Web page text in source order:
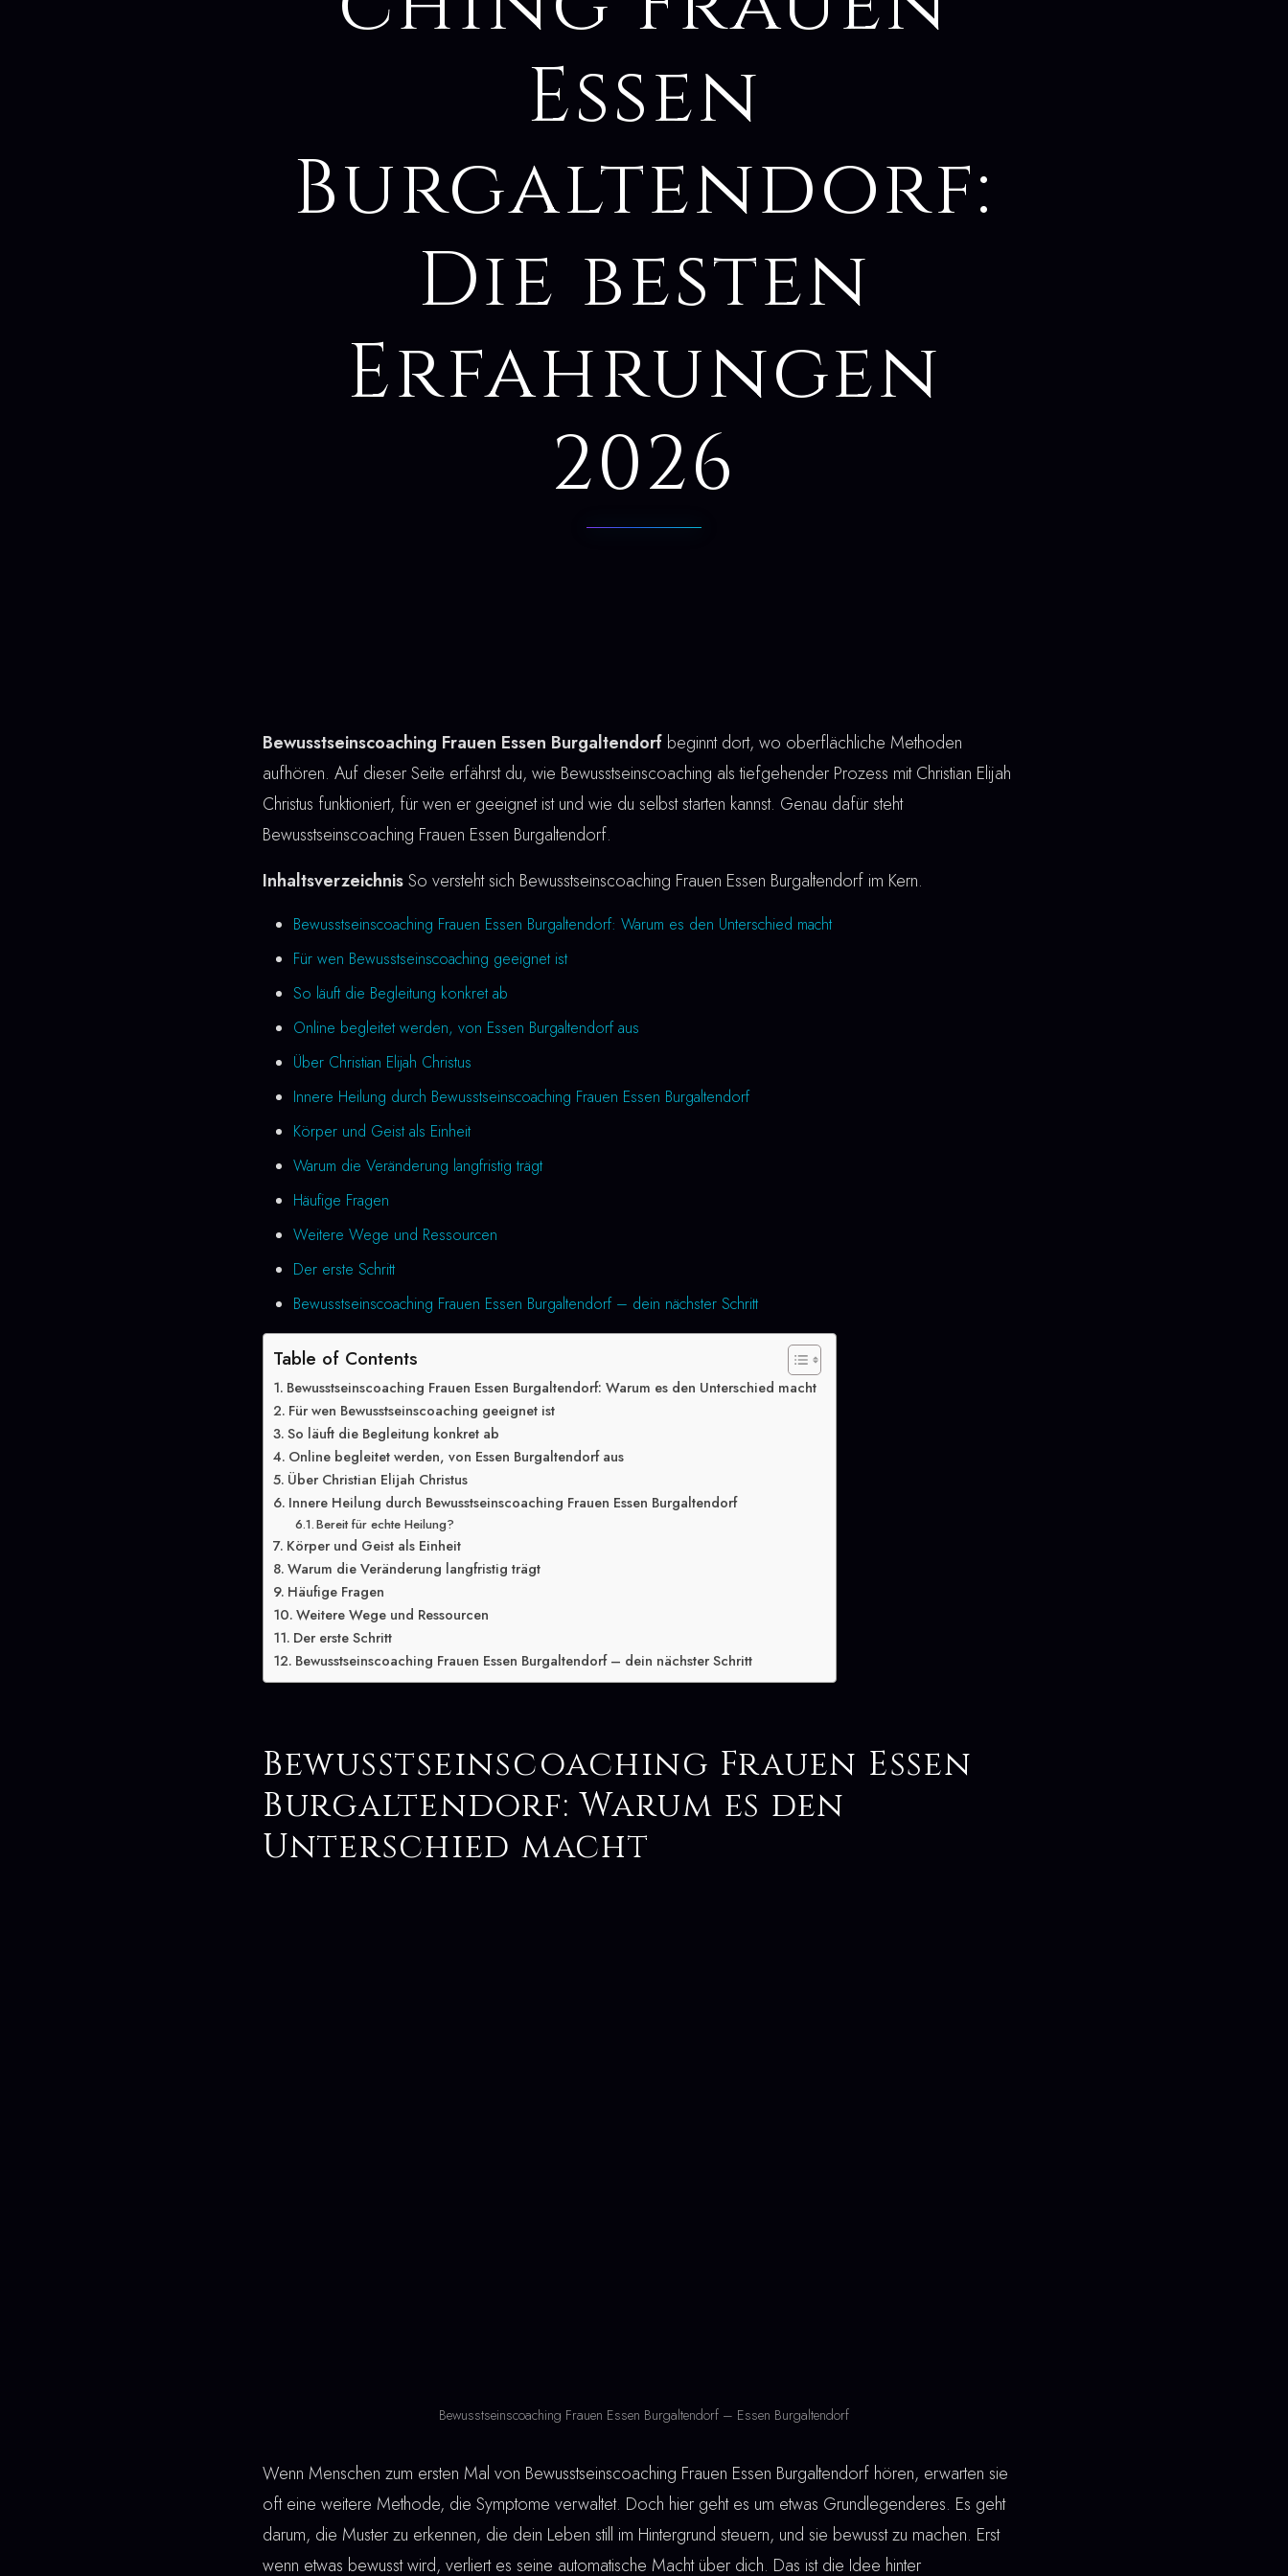
Essen
Burgaltendorf:
Die besten
Erfahrungen
2026
Bewusstseinscoaching Frauen Essen Burgaltendorf beginnt dort, wo oberflächliche Methoden
aufhören. Auf dieser Seite erfährst du, wie Bewusstseinscoaching als tiefgehender Prozess mit Christian Elijah
Christus funktioniert, für wen er geeignet ist und wie du selbst starten kannst. Genau dafür steht
Bewusstseinscoaching Frauen Essen Burgaltendorf.
InhaltsverzeichnisSo versteht sich Bewusstseinscoaching Frauen Essen Burgaltendorf im Kern.
Bewusstseinscoaching Frauen Essen Burgaltendorf: Warum es den Unterschied macht
Für wen Bewusstseinscoaching geeignet ist
So läuft die Begleitung konkret ab
Online begleitet werden, von Essen Burgaltendorf aus
Über Christian Elijah Christus
Innere Heilung durch Bewusstseinscoaching Frauen Essen Burgaltendorf
Körper und Geist als Einheit
Warum die Veränderung langfristig trägt
Häufige Fragen
Weitere Wege und Ressourcen
Der erste Schritt
Bewusstseinscoaching Frauen Essen Burgaltendorf – dein nächster Schritt
Table of Contents
Bewusstseinscoaching Frauen Essen Burgaltendorf: Warum es den Unterschied macht
Für wen Bewusstseinscoaching geeignet ist
So läuft die Begleitung konkret ab
Online begleitet werden, von Essen Burgaltendorf aus
Über Christian Elijah Christus
Innere Heilung durch Bewusstseinscoaching Frauen Essen Burgaltendorf
Bereit für echte Heilung?
Körper und Geist als Einheit
Warum die Veränderung langfristig trägt
Häufige Fragen
Weitere Wege und Ressourcen
Der erste Schritt
Bewusstseinscoaching Frauen Essen Burgaltendorf – dein nächster Schritt
Bewusstseinscoaching Frauen Essen
Burgaltendorf: Warum es den
Unterschied macht
Bewusstseinscoaching Frauen Essen Burgaltendorf – Essen Burgaltendorf
Wenn Menschen zum ersten Mal von Bewusstseinscoaching Frauen Essen Burgaltendorf hören, erwarten sie
oft eine weitere Methode, die Symptome verwaltet. Doch hier geht es um etwas Grundlegenderes. Es geht
darum, die Muster zu erkennen, die dein Leben still im Hintergrund steuern, und sie bewusst zu machen. Erst
wenn etwas bewusst wird, verliert es seine automatische Macht über dich. Das ist die Idee hinter